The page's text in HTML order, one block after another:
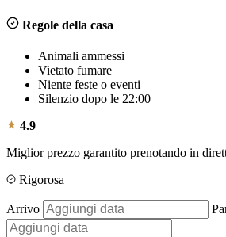
Regole della casa
Animali ammessi
Vietato fumare
Niente feste o eventi
Silenzio dopo le 22:00
4.9
Miglior prezzo garantito prenotando in
Rigorosa
Arrivo